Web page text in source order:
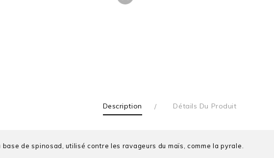
Description Détails Du Produit
de spinosad, utilisé contre les ravageurs du maïs, comme la pyrale.